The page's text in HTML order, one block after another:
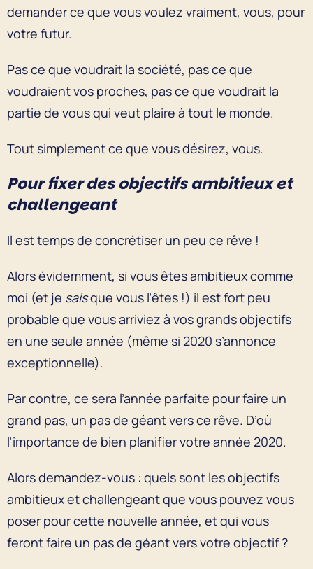
demander ce que vous voulez vraiment, vous, pour
votre futur.
Pas ce que voudrait la société, pas ce que
voudraient vos proches, pas ce que voudrait la
partie de vous qui veut plaire à tout le monde.
Tout simplement ce que vous désirez, vous.
Pour fixer des objectifs ambitieux et
challengeant
Il est temps de concrétiser un peu ce rêve !
Alors évidemment, si vous êtes ambitieux comme
moi (et je saisque vous l’êtes !) il est fort peu
probable que vous arriviez à vos grands objectifs
en une seule année (même si 2020 s’annonce
exceptionnelle).
Par contre, ce sera l’année parfaite pour faire un
grand pas, un pas de géant vers ce rêve. D’où
l’importance de bien planifier votre année 2020.
Alors demandez-vous : quels sont les objectifs
ambitieux et challengeant que vous pouvez vous
poser pour cette nouvelle année, et qui vous
feront faire un pas de géant vers votre objectif ?